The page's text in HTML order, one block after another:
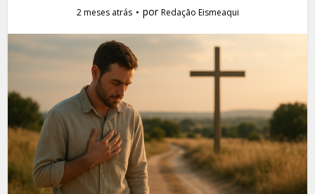
2 meses atrás porRedação Eismeaqui